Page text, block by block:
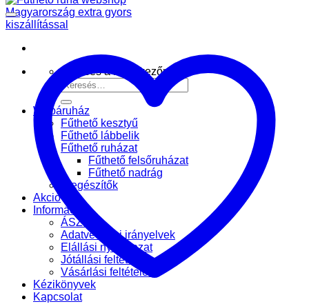
Keresés a következőre:
Webáruház
Fűthető kesztyű
Fűthető lábbelik
Fűthető ruházat
Fűthető felsőruházat
Fűthető nadrág
Kiegészítők
Akció
Információk
ÁSZF
Adatvédelmi irányelvek
Elállási nyilatkozat
Jótállási feltételek
Vásárlási feltételek
Kézikönyvek
Kapcsolat